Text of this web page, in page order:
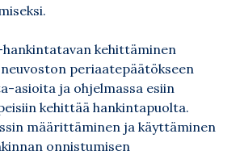
kehittäminen
periaatepäätökseen
asioita ja ohjelmassa esiin
kehittää hankintapuolta.
määrittäminen ja käyttäminen
onnistumisen